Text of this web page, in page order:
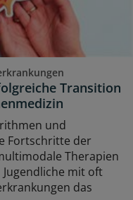
Transition
und
Fortschritte der
Therapien
mit oft
das